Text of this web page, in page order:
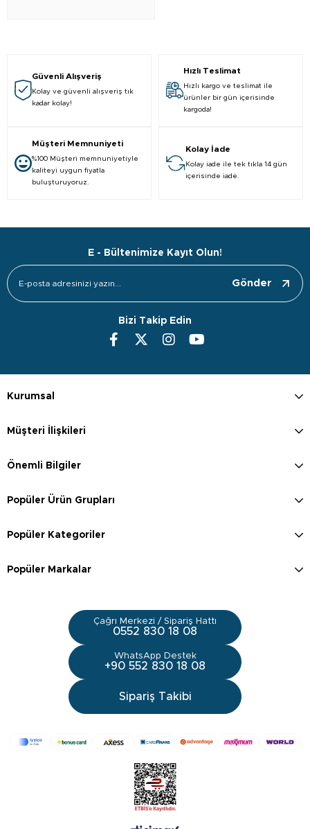
Güvenli Alışveriş
Kolay ve güvenli alışveriş tık
kadar kolay!
Hızlı Teslimat
Hızlı kargo ve teslimat ile
ürünler bir gün içerisinde
kargoda!
Müşteri Memnuniyeti
%100 Müşteri memnuniyetiyle
kaliteyi uygun fiyatla
buluşturuyoruz.
Kolay İade
Kolay iade ile tek tıkla 14 gün
içerisinde iade.
E - Bültenimize Kayıt Olun!
Gönder
Bizi Takip Edin
Kurumsal
Müşteri İlişkileri
Önemli Bilgiler
Popüler Ürün Grupları
Popüler Kategoriler
Popüler Markalar
Çağrı Merkezi / Sipariş Hattı
0552 830 18 08
WhatsApp Destek
+90 552 830 18 08
Sipariş Takibi